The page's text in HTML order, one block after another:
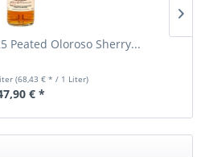
Peated Oloroso Sherry...
(68,43 € * / 1 Liter)
€ *